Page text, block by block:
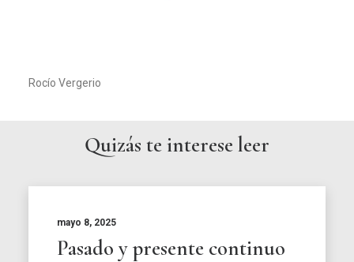
Rocío Vergerio
Quizás te interese leer
mayo 8, 2025
Pasado y presente continuo